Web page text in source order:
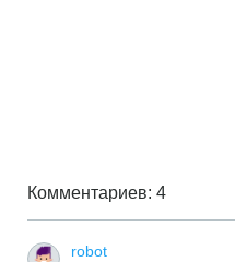
Комментариев: 4
robot